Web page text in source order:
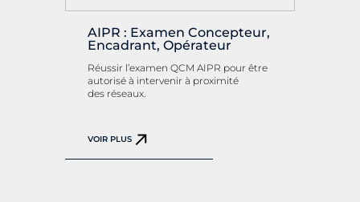
AIPR : Examen Concepteur,
Encadrant, Opérateur
Réussir l’examen QCM AIPR pour être
autorisé à intervenir à proximité
des réseaux.
VOIR PLUS